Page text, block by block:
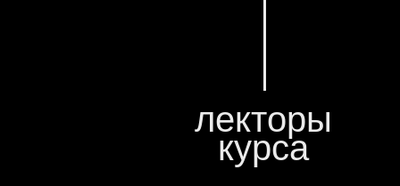
лекторы
курса